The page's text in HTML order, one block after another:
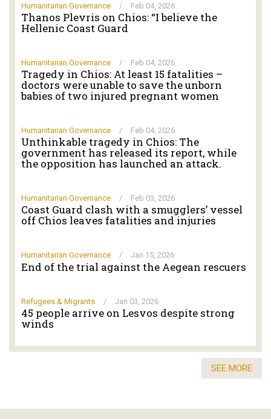
Humanitarian Governance / Feb 04, 2026
Thanos Plevris on Chios: “I believe the
Hellenic Coast Guard
Humanitarian Governance / Feb 04, 2026
Tragedy in Chios: At least 15 fatalities –
doctors were unable to save the unborn
babies of two injured pregnant women
Humanitarian Governance / Feb 04, 2026
Unthinkable tragedy in Chios: The
government has released its report, while
the opposition has launched an attack.
Humanitarian Governance / Feb 03, 2026
Coast Guard clash with a smugglers’ vessel
off Chios leaves fatalities and injuries
Humanitarian Governance / Jan 15, 2026
End of the trial against the Aegean rescuers
Refugees & Migrants / Jan 03, 2026
45 people arrive on Lesvos despite strong
winds
SEE MORE